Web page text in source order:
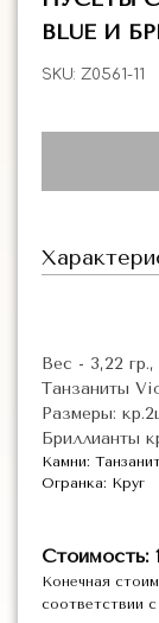
BLUE И
SKU: Z0561-11
Вес - 3,22
Танзаниты
Размеры:
Бриллианты
Камни:
Огранка: Круг
Стоимость:
Конечная
соответствии